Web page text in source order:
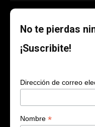
No te pierdas
¡Suscribite!
Dirección de correo
Nombre *